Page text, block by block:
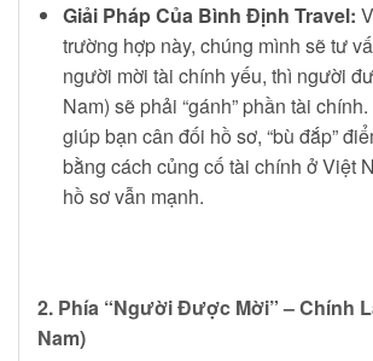
Giải Pháp Của Bình Định Travel:
trường hợp này, chúng mình sẽ tư
người mời tài chính yếu, thì người
Nam) sẽ phải “gánh” phần tài
giúp bạn cân đối hồ sơ, “bù đắp”
bằng cách củng cố tài chính ở Việt
hồ sơ vẫn mạnh.
2. Phía “Người Được Mời” – Chính
Nam)